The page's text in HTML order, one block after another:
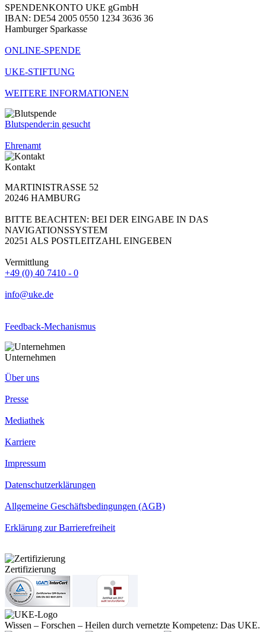
SPENDENKONTO UKE gGmbH
IBAN: DE54 2005 0550 1234 3636 36
Hamburger Sparkasse
ONLINE-SPENDE
UKE-STIFTUNG
WEITERE INFORMATIONEN
Blutspender:in gesucht
Ehrenamt
Kontakt
MARTINISTRASSE 52
20246 HAMBURG
BITTE BEACHTEN: BEI DER EINGABE IN DAS
NAVIGATIONSSYSTEM
20251 ALS POSTLEITZAHL EINGEBEN
Vermittlung
+49 (0) 40 7410 - 0
info@uke.de
Feedback-Mechanismus
Unternehmen
Über uns
Presse
Mediathek
Karriere
Impressum
Datenschutzerklärungen
Allgemeine Geschäftsbedingungen (AGB)
Erklärung zur Barrierefreiheit
Zertifizierung
Wissen – Forschen – Heilen durch vernetzte Kompetenz: Das UKE.